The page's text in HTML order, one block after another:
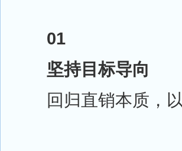
01
坚持目标导向
回归直销本质，以